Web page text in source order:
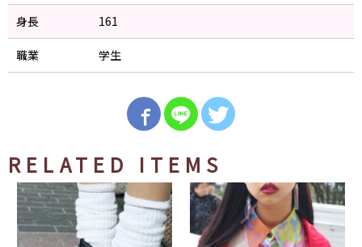
身長 161
職業 学生
RELATED ITEMS